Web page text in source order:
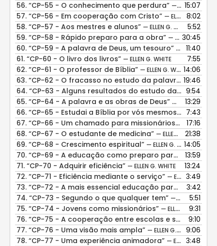
56. “CP-55 - O conhecimento que perdura” — ELLEN G. WHITE
15:07
57. “CP-56 - Em cooperação com Cristo” — ELLEN G. WHITE
8:02
58. “CP-57 - Aos mestres e alunos” — ELLEN G. WHITE
5:52
59. “CP-58 - Rápido preparo para a obra” — ELLEN G. WHITE
30:45
60. “CP-59 - A palavra de Deus, um tesouro” — ELLEN G.
11:40
61. “CP-60 - O livro dos livros” — ELLEN G. WHITE
7:55
62. “CP-61 - O professor de Bíblia” — ELLEN G. WHITE
14:06
63. “CP-62 - O fracasso no estudo da palavra de Deus”
19:46
64. “CP-63 - Alguns resultados do estudo da Bíblia”
9:54
65. “CP-64 - A palavra e as obras de Deus” — ELLEN G.
13:29
66. “CP-65 - Estudai a Bíblia por vós mesmos” — ELLEN G.
7:43
67. “CP-66 - Um chamado para missionários médico-evangelistas”
17:16
68. “CP-67 - O estudante de medicina” — ELLEN G. WHITE
21:38
69. “CP-68 - Crescimento espiritual” — ELLEN G. WHITE
14:05
70. “CP-69 - A educação como preparo para o serviço”
13:59
71. “CP-70 - Adquirir eficiência” — ELLEN G. WHITE
13:24
72. “CP-71 - Eficiência mediante o serviço” — ELLEN G. WHITE
3:49
73. “CP-72 - A mais essencial educação para obreiros evangélicos”
3:42
74. “CP-73 - Segundo o que qualquer tem” — ELLEN G. WHITE
5:51
75. “CP-74 - Jovens como missionários” — ELLEN G. WHITE
9:31
76. “CP-75 - A cooperação entre escolas e sanatórios”
9:10
77. “CP-76 - Uma visão mais ampla” — ELLEN G. WHITE
9:06
78. “CP-77 - Uma experiência animadora” — ELLEN G. WHITE
3:48